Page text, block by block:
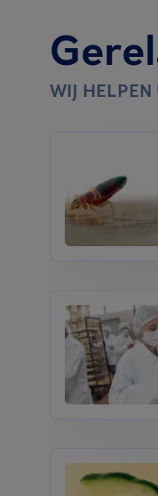
WIJ HELPEN